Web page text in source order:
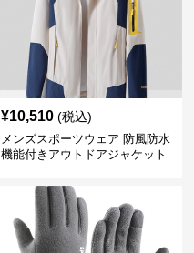
¥10,510 (税込)
メンズスポーツウェア 防風防水
機能付きアウトドアジャケット